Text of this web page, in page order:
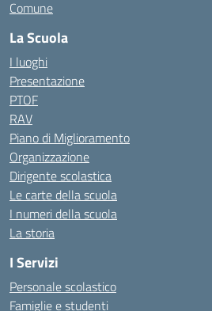
Comune
La Scuola
I luoghi
Presentazione
PTOF
RAV
Piano di Miglioramento
Organizzazione
Dirigente scolastica
Le carte della scuola
I numeri della scuola
La storia
I Servizi
Personale scolastico
Famiglie e studenti